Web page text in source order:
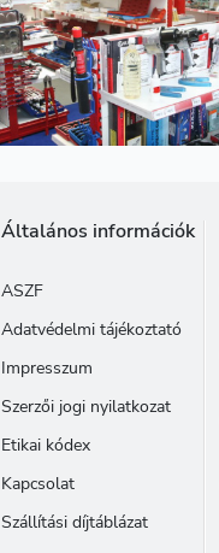
Általános információk
ASZF
Adatvédelmi tájékoztató
Impresszum
Szerzői jogi nyilatkozat
Etikai kódex
Kapcsolat
Szállítási díjtáblázat